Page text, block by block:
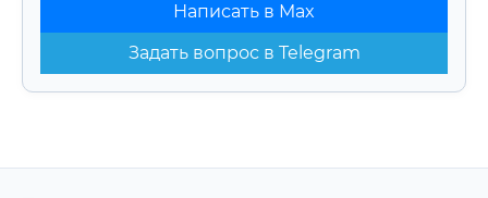
Написать в Max
Задать вопрос в Telegram